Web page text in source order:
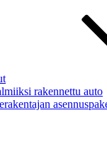
rakennettu auto